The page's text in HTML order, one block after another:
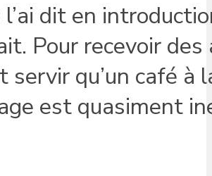
l’ai dit en
Pour recevoir
servir qu’un café
est quasiment